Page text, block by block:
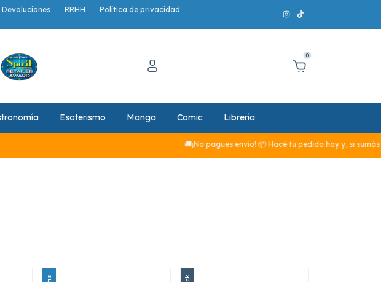
Devoluciones RRHH
Política de privacidad
0
Esoterismo Manga Comic Librería
🚚¡No pagues envío! 📦 Hacé tu pedido hoy y, si sumás